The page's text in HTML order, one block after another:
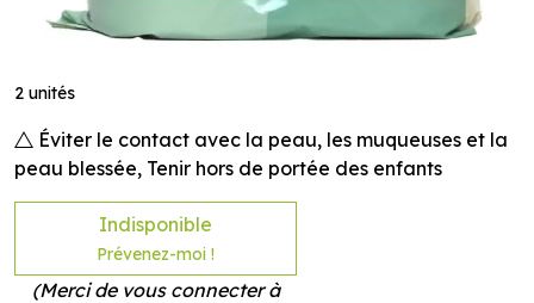
2 unités
Éviter le contact avec la peau, les muqueuses et la
peau blessée, Tenir hors de portée des enfants
Indisponible
Prévenez-moi !
(Merci de vous connecter à